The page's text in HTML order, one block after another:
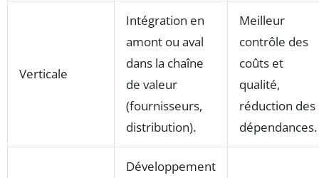
Verticale
Intégration en
amont ou aval
dans la chaîne
de valeur
(fournisseurs,
distribution).
Meilleur
contrôle des
coûts et
qualité,
réduction des
dépendances.
Développement